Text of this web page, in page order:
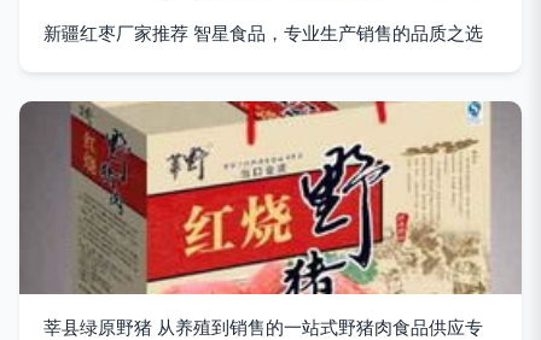
新疆红枣厂家推荐 智星食品，专业生产销售的品质之选
莘县绿原野猪 从养殖到销售的一站式野猪肉食品供应专